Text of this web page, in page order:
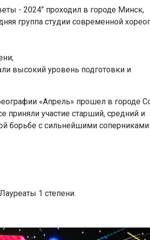
- 2024" проходил в городе Минск,
группа студии современной
высокий уровень подготовки и
«Апрель» прошел в городе
приняли участие старший, средний и
борьбе с сильнейшими соперниками
1 степени.